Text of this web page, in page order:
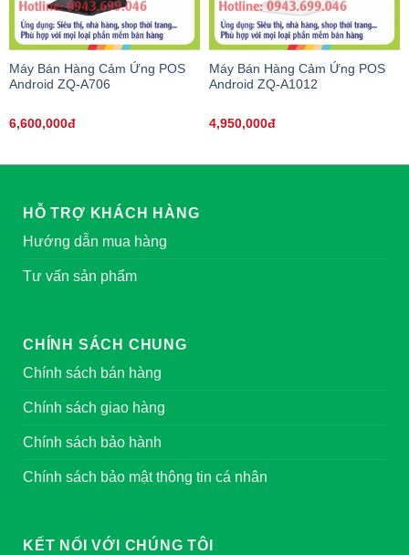
Máy Bán Hàng Cảm Ứng POS
Android ZQ-A706
6,600,000đ
Máy Bán Hàng Cảm Ứng POS
Android ZQ-A1012
4,950,000đ
HỖ TRỢ KHÁCH HÀNG
Hướng dẫn mua hàng
Tư vấn sản phẩm
CHÍNH SÁCH CHUNG
Chính sách bán hàng
Chính sách giao hàng
Chính sách bảo hành
Chính sách bảo mật thông tin cá nhân
KẾT NỐI VỚI CHÚNG TÔI